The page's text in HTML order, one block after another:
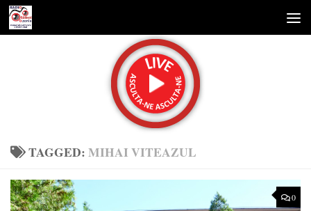
Skip to content
TAGGED:MIHAI VITEAZUL
0